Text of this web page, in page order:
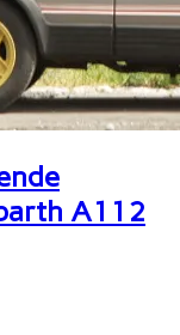
A112